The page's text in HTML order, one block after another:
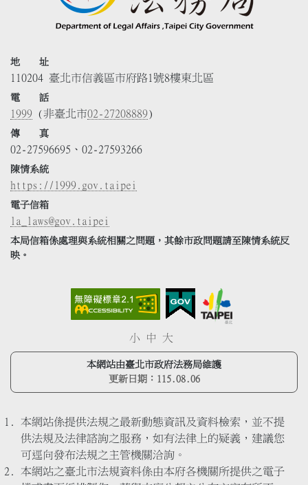
地 址
110204 臺北市信義區市府路1號8樓東北區
電 話
1999 (非臺北市02-27208889)
傳 真
02-27596695、02-27593266
陳情系統
https://1999.gov.taipei
電子信箱
la_laws@gov.taipei
本局信箱係處理與系統相關之問題，其餘市政問題請至陳情系統反
映。
小 中 大
本網站由臺北市政府法務局維護
更新日期： 115.08.06
本網站係提供法規之最新動態資訊及資料檢索，並不提
供法規及法律諮詢之服務，如有法律上的疑義，建議您
可逕向發布法規之主管機關洽詢。
本網站之臺北市法規資料係由本府各機關所提供之電子